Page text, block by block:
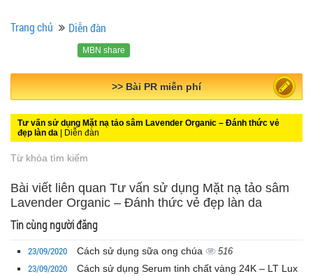
Trang chủ Diễn đàn
MBN share
>> Quảng cáo miễn phí
Tư vấn sử dụng Mặt nạ tảo sâm Lavender Organic – Đánh thức vẻ
đẹp làn da | Diễn đàn
Từ khóa tìm kiếm
Bài viết liên quan Tư vấn sử dụng Mặt nạ tảo sâm
Lavender Organic – Đánh thức vẻ đẹp làn da
Tin cùng người đăng
23/09/2020 Cách sử dụng sữa ong chúa 516
23/09/2020
Cách sử dụng Serum tinh chất vàng 24K – LT Lux